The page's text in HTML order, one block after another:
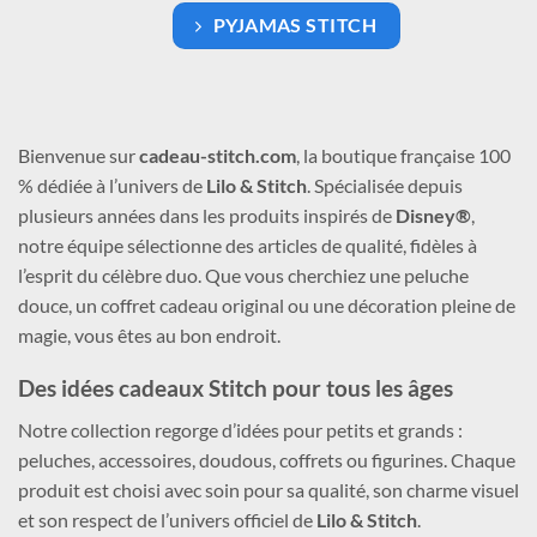
PYJAMAS STITCH
Bienvenue surcadeau-stitch.com , la boutique française 100
% dédiée à l’univers de Lilo & Stitch . Spécialisée depuis
plusieurs années dans les produits inspirés de Disney®
notre équipe sélectionne des articles de qualité, fidèles à
l’esprit du célèbre duo. Que vous cherchiez une peluche
douce, un coffret cadeau original ou une décoration pleine de
magie, vous êtes au bon endroit.
Des idées cadeaux Stitch pour tous les âges
Notre collection regorge d’idées pour petits et grands :
peluches, accessoires, doudous, coffrets ou figurines. Chaque
produit est choisi avec soin pour sa qualité, son charme visuel
et son respect de l’univers officiel de Lilo & Stitch.